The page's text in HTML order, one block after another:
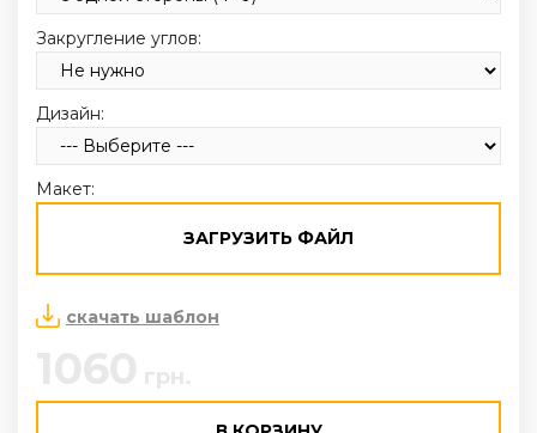
Закругление углов:
Дизайн:
Макет:
ЗАГРУЗИТЬ ФАЙЛ
скачать шаблон